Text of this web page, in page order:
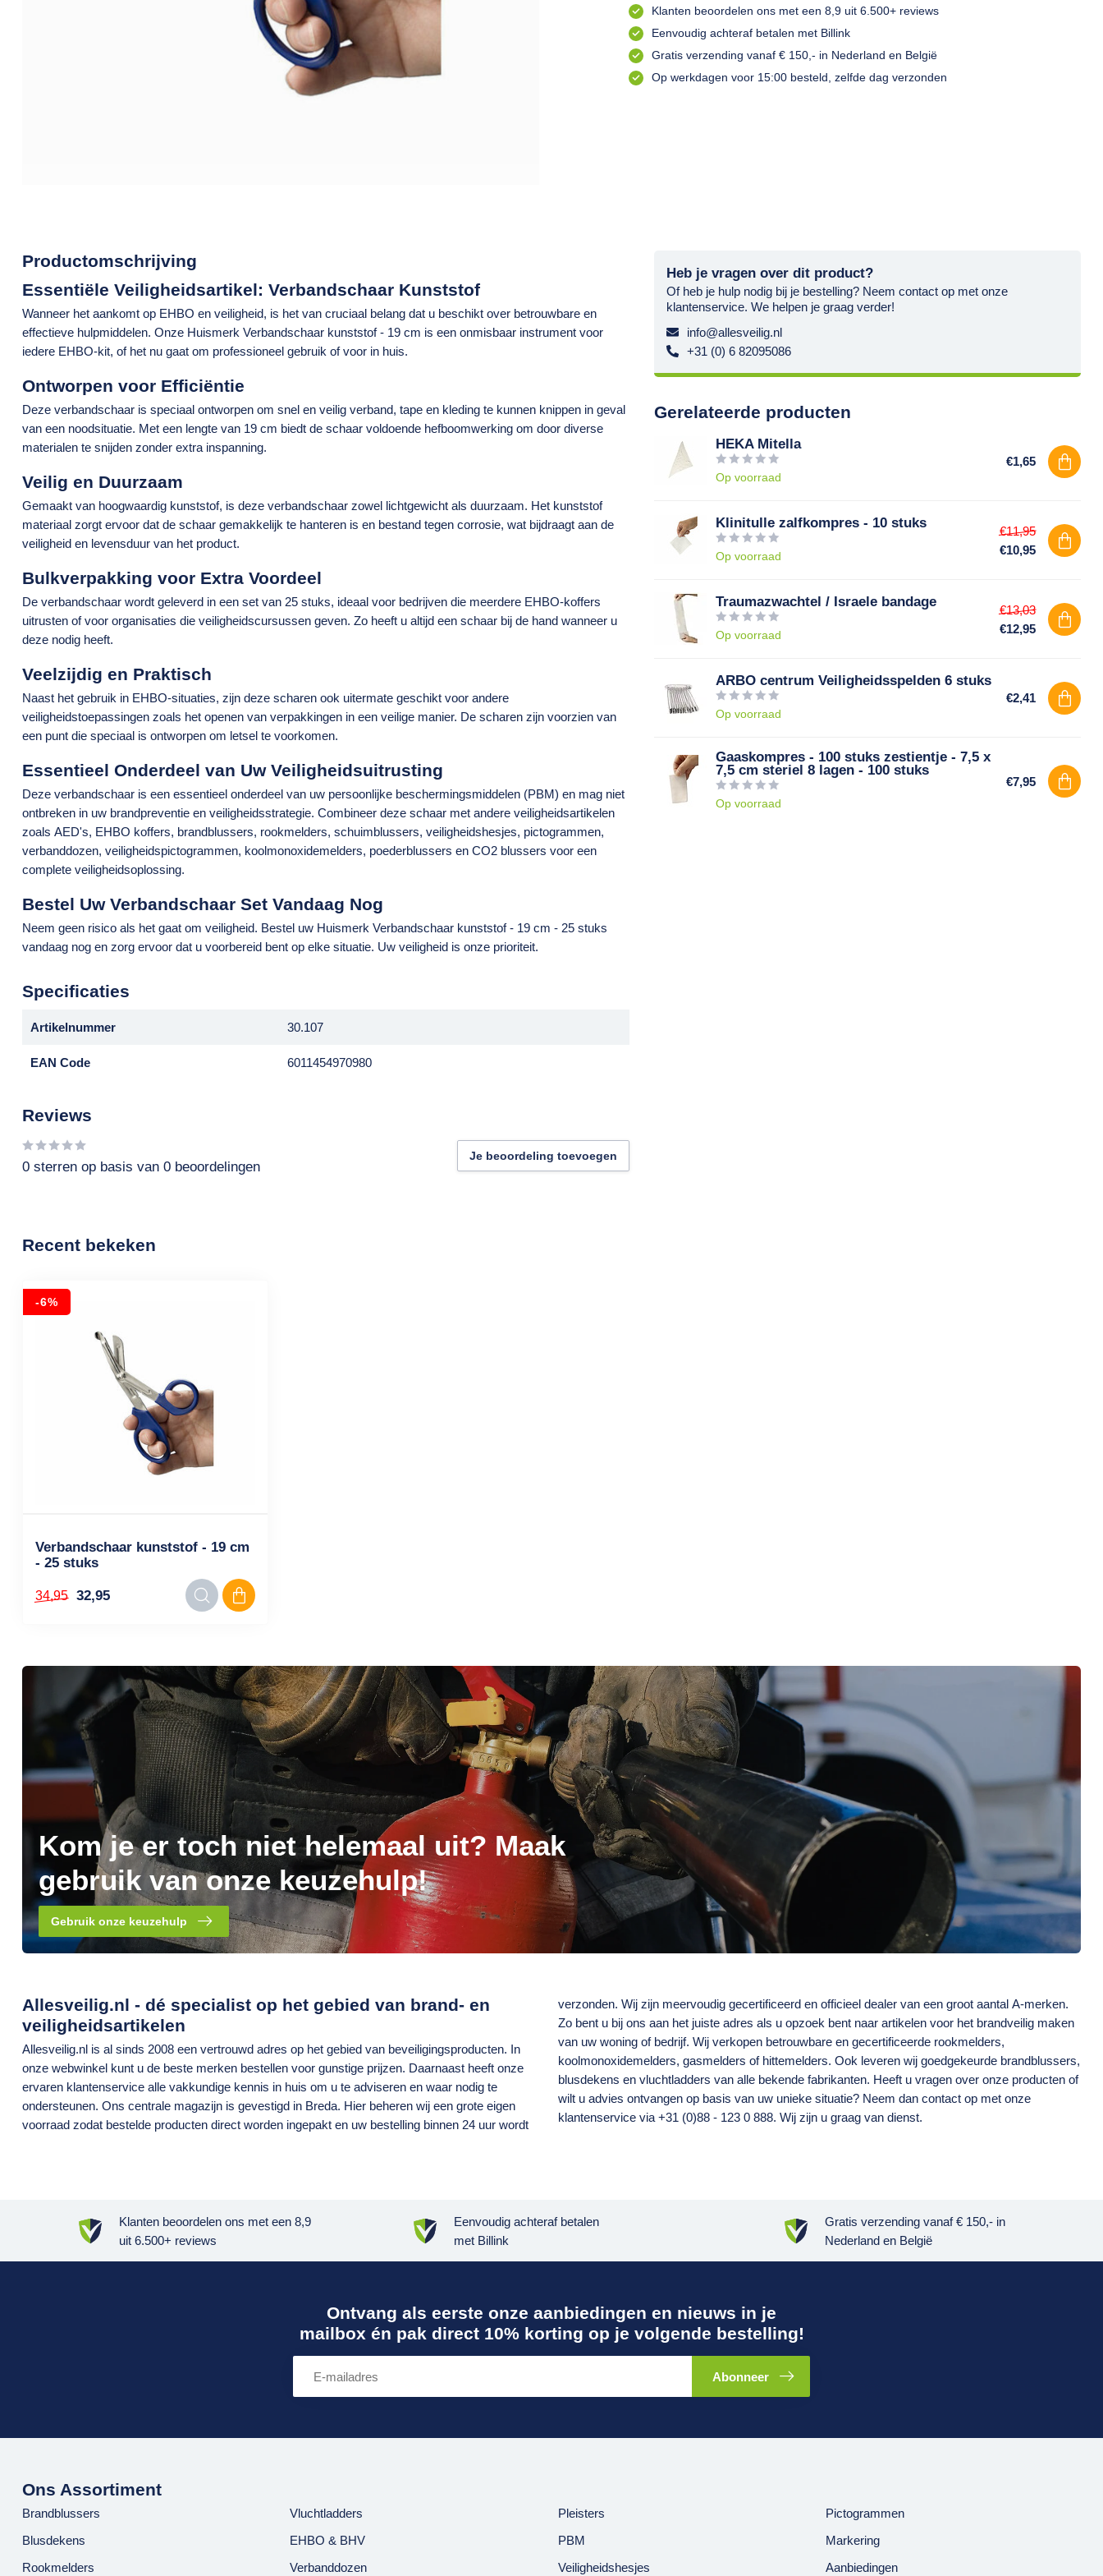
Klanten beoordelen ons met een8,9 uit6.500+ reviews
Eenvoudig achteraf betalen met Billink
Gratis verzending vanaf € 150,- in Nederland en België
Op werkdagen voor 15:00 besteld, zelfde dag verzonden
Productomschrijving
Essentiële Veiligheidsartikel: Verbandschaar Kunststof
Wanneer het aankomt op EHBO en veiligheid, is het van cruciaal belang dat u beschikt over betrouwbare en
effectieve hulpmiddelen. Onze Huismerk Verbandschaar kunststof - 19 cm is een onmisbaar instrument voor
iedere EHBO-kit, of het nu gaat om professioneel gebruik of voor in huis.
Ontworpen voor Efficiëntie
Deze verbandschaar is speciaal ontworpen om snel en veilig verband, tape en kleding te kunnen knippen in geval
van een noodsituatie. Met een lengte van 19 cm biedt de schaar voldoende hefboomwerking om door diverse
materialen te snijden zonder extra inspanning.
Veilig en Duurzaam
Gemaakt van hoogwaardig kunststof, is deze verbandschaar zowel lichtgewicht als duurzaam. Het kunststof
materiaal zorgt ervoor dat de schaar gemakkelijk te hanteren is en bestand tegen corrosie, wat bijdraagt aan de
veiligheid en levensduur van het product.
Bulkverpakking voor Extra Voordeel
De verbandschaar wordt geleverd in een set van 25 stuks, ideaal voor bedrijven die meerdere EHBO-koffers
uitrusten of voor organisaties die veiligheidscursussen geven. Zo heeft u altijd een schaar bij de hand wanneer u
deze nodig heeft.
Veelzijdig en Praktisch
Naast het gebruik in EHBO-situaties, zijn deze scharen ook uitermate geschikt voor andere
veiligheidstoepassingen zoals het openen van verpakkingen in een veilige manier. De scharen zijn voorzien van
een punt die speciaal is ontworpen om letsel te voorkomen.
Essentieel Onderdeel van Uw Veiligheidsuitrusting
Deze verbandschaar is een essentieel onderdeel van uw persoonlijke beschermingsmiddelen (PBM) en mag niet
ontbreken in uw brandpreventie en veiligheidsstrategie. Combineer deze schaar met andere veiligheidsartikelen
zoals AED's, EHBO koffers, brandblussers, rookmelders, schuimblussers, veiligheidshesjes, pictogrammen,
verbanddozen, veiligheidspictogrammen, koolmonoxidemelders, poederblussers en CO2 blussers voor een
complete veiligheidsoplossing.
Bestel Uw Verbandschaar Set Vandaag Nog
Neem geen risico als het gaat om veiligheid. Bestel uw Huismerk Verbandschaar kunststof - 19 cm - 25 stuks
vandaag nog en zorg ervoor dat u voorbereid bent op elke situatie. Uw veiligheid is onze prioriteit.
Specificaties
Artikelnummer 30.107
EAN Code 6011454970980
Reviews
0 sterren op basis van 0 beoordelingen
Je beoordeling toevoegen
Heb je vragen over dit product?
Of heb je hulp nodig bij je bestelling? Neem contact op met onze
klantenservice. We helpen je graag verder!
info@allesveilig.nl
+31 (0) 6 82095086
Gerelateerde producten
HEKA Mitella
Op voorraad
€1,65
Klinitulle zalfkompres - 10 stuks
Op voorraad
€11,95
€10,95
Traumazwachtel / Israele bandage
Op voorraad
€13,03
€12,95
ARBO centrum Veiligheidsspelden 6 stuks
Op voorraad
€2,41
Gaaskompres - 100 stuks zestientje - 7,5 x
7,5 cm steriel 8 lagen - 100 stuks
Op voorraad
€7,95
Recent bekeken
-6%
Verbandschaar kunststof - 19 cm
- 25 stuks
34,95 32,95
Kom je er toch niet helemaal uit? Maak
gebruik van onze keuzehulp!
Gebruik onze keuzehulp
Allesveilig.nl - dé specialist op het gebied van brand- en
veiligheidsartikelen
Allesveilig.nl is al sinds 2008 een vertrouwd adres op het gebied van beveiligingsproducten. In
onze webwinkel kunt u de beste merken bestellen voor gunstige prijzen. Daarnaast heeft onze
ervaren klantenservice alle vakkundige kennis in huis om u te adviseren en waar nodig te
ondersteunen. Ons centrale magazijn is gevestigd in Breda. Hier beheren wij een grote eigen
voorraad zodat bestelde producten direct worden ingepakt en uw bestelling binnen 24 uur wordt
verzonden. Wij zijn meervoudig gecertificeerd en officieel dealer van een groot aantal A-merken.
Zo bent u bij ons aan het juiste adres als u opzoek bent naar artikelen voor het brandveilig maken
van uw woning of bedrijf. Wij verkopen betrouwbare en gecertificeerde rookmelders,
koolmonoxidemelders, gasmelders of hittemelders. Ook leveren wij goedgekeurde brandblussers,
blusdekens en vluchtladders van alle bekende fabrikanten. Heeft u vragen over onze producten of
wilt u advies ontvangen op basis van uw unieke situatie? Neem dan contact op met onze
klantenservice via +31 (0)88 - 123 0 888. Wij zijn u graag van dienst.
Klanten beoordelen ons met een 8,9
uit 6.500+ reviews
Eenvoudig achteraf betalen
met Billink
Gratis verzendingvanaf € 150,- in
Nederland en België
Ontvang als eerste onze aanbiedingen en nieuws in je
mailbox én pak direct 10% korting op je volgende bestelling!
Abonneer
Ons Assortiment
Brandblussers
Blusdekens
Rookmelders
Vluchtladders
EHBO & BHV
Verbanddozen
Pleisters
PBM
Veiligheidshesjes
Pictogrammen
Markering
Aanbiedingen